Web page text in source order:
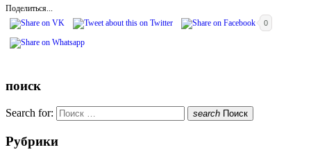
Поделиться...
0
поиск
Search for: search Поиск
Рубрики